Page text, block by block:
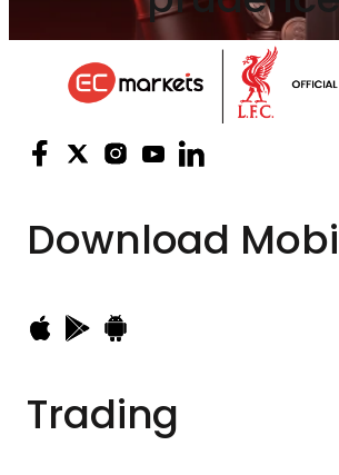
Download
Trading